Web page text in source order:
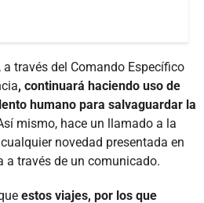
través del Comando Específico
, continuará haciendo uso de
humano para salvaguardar la
mismo, hace un llamado a la
novedad presentada en
a través de un comunicado.
estos viajes, por los que